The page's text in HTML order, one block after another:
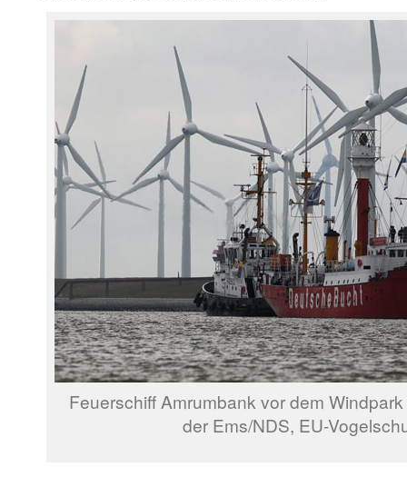
Feuerschiff Amrumbank vor dem
der Ems/NDS, EU-